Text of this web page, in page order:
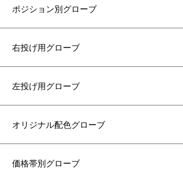
ポジション別グローブ
右投げ用グローブ
左投げ用グローブ
オリジナル配色グローブ
価格帯別グローブ